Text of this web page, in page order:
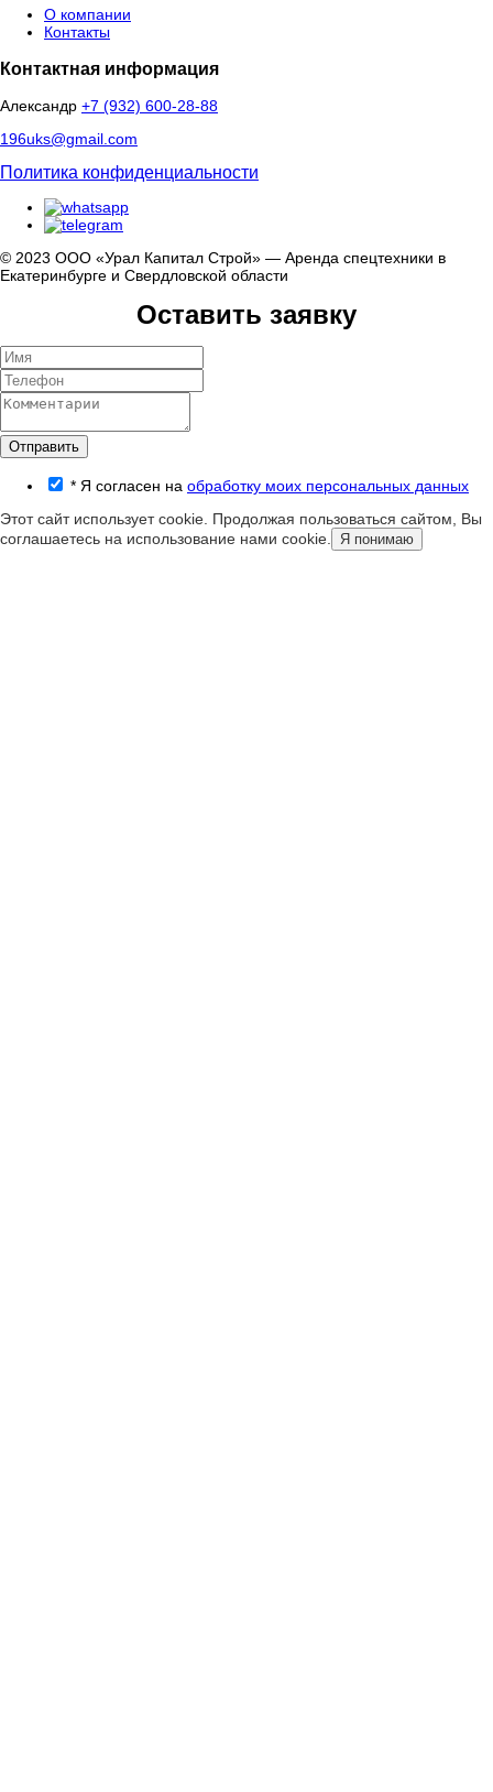
О компании
Контакты
Контактная информация
Александр +7 (932) 600-28-88
196uks@gmail.com
Политика конфиденциальности
© 2023 ООО «Урал Капитал Строй» — Аренда спецтехники в
Екатеринбурге и Свердловской области
Оставить заявку
Отправить
* Я согласен на обработку моих персональных данных
Этот сайт использует cookie. Продолжая пользоваться сайтом, Вы
соглашаетесь на использование нами cookie.
Я понимаю